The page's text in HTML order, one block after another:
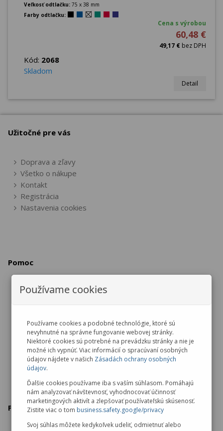
Veľkosť odtlačku: 75 x 38 mm
Farby odtlačku:
Cena s výrobou
60,48 €
49,17 € bez DPH
Kód: 2068
Skladom
Detail
Užitočné pre vás
Doprava a zľavy
Všetko o nákupe
Kontakt
Registrácia
Nastavenia cookies
Používame cookies
Používame cookies a podobné technológie, ktoré sú
nevyhnutné na správne fungovanie webovej stránky.
Niektoré cookies sú potrebné na prevádzku stránky a nie je
možné ich vypnúť. Viac informácií o spracúvaní osobných
údajov nájdete v našich Zásadách ochrany osobných
údajov.
Ďalšie cookies používame iba s vaším súhlasom. Pomáhajú
nám analyzovať návštevnosť, vyhodnocovať účinnosť
marketingových aktivít a zlepšovať používateľskú skúsenosť.
Zistite viac o tom business.safety.google/privacy
Svoj súhlas môžete kedykoľvek udeliť, odmietnuť alebo
Pomoc
Vrátenie / výmena tovaru
Reklamácia tovaru
Ochrana osobných údajov
Predajňa v Malackách